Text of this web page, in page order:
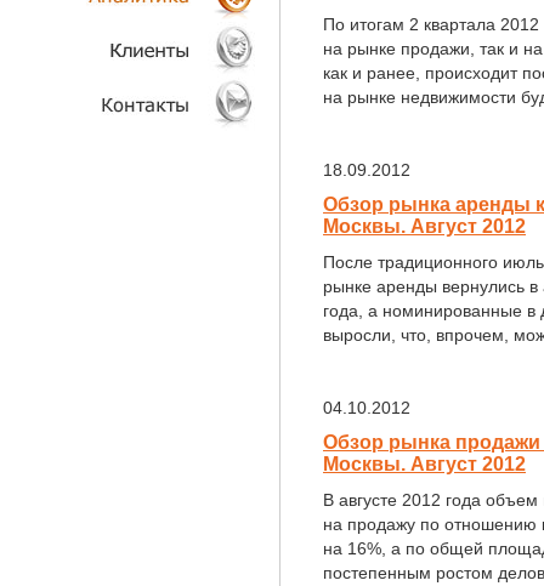
ПРОЕКТЫ
АНАЛИТИКА
КЛИЕНТЫ
По итогам 2 квартала
на рынке продажи, так и
как и ранее, происходит
на рынке недвижимости
18.09.2012
Обзор рынка аренды
Москвы. Август 2012
После традиционного
рынке аренды вернулись в
года, а номинированные в
выросли, что, впрочем,
04.10.2012
Обзор рынка
Москвы. Август 2012
В августе 2012 года
на продажу по отношению
на 16%, а по общей
постепенным ростом